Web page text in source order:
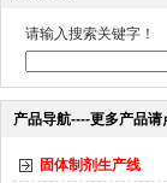
请输入搜索关键字！
产品导航----更多产品请
固体制剂生产线